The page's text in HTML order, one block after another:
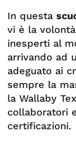
In questa
vi è la
inesperti al
arrivando ad
adeguato ai
sempre la
la Wallaby
collaboratori
certificazioni.